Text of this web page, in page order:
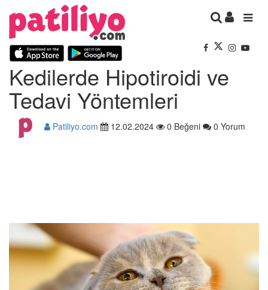
Kedilerde Hipotiroidi ve
Tedavi Yöntemleri
Patiliyo.com 12.02.2024 0 Beğeni 0 Yorum